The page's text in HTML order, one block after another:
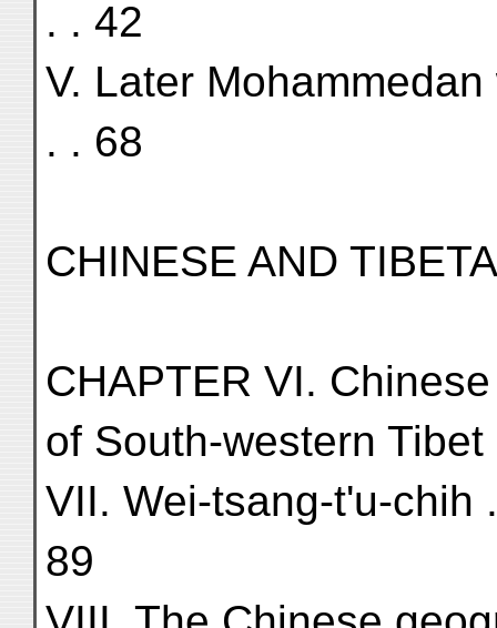
. . 42
V. Later
. . 68
CHINESE AND
CHAPTER VI.
of South-western
VII. Wei-tsang-t'u-chih
89